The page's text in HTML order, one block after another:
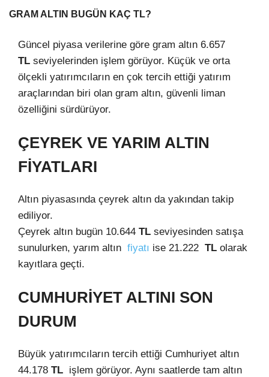
GRAM ALTIN BUGÜN KAÇ TL?
Güncel piyasa verilerine göre gram altın 6.657
TL seviyelerinden işlem görüyor. Küçük ve orta
ölçekli yatırımcıların en çok tercih ettiği yatırım
araçlarından biri olan gram altın, güvenli liman
özelliğini sürdürüyor.
ÇEYREK VE YARIM ALTIN
FİYATLARI
Altın piyasasında çeyrek altın da yakından takip
ediliyor.
Çeyrek altın bugün 10.644 TL seviyesinden satışa
sunulurken, yarım altın fiyatı ise 21.222 TL olarak
kayıtlara geçti.
CUMHURİYET ALTINI SON
DURUM
Büyük yatırımcıların tercih ettiği Cumhuriyet altın
44.178 TL işlem görüyor. Aynı saatlerde tam altın